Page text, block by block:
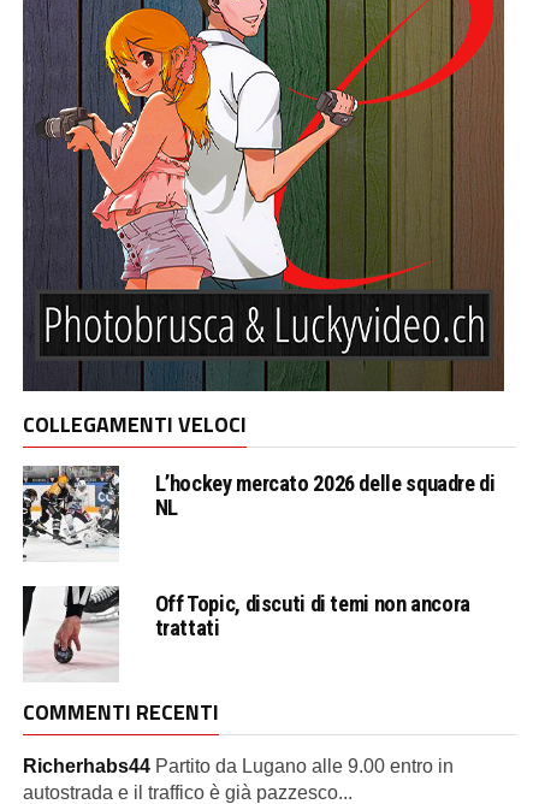
COLLEGAMENTI VELOCI
L’hockey mercato 2026 delle squadre di
NL
Off Topic, discuti di temi non ancora
trattati
COMMENTI RECENTI
Richerhabs44 Partito da Lugano alle 9.00 entro in
autostrada e il traffico è già pazzesco...